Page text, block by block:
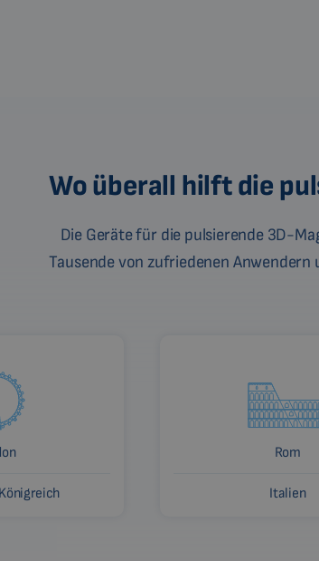
Wo überall hilft die
Die Geräte für die pulsierende 3D-
Tausende von zufriedenen
Rom
Italien